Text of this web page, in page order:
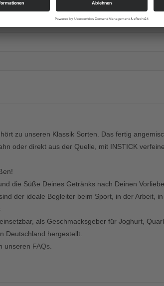
zu unseren Klassik Sorten. Das fertig
oder direkt aus der Quelle, mit INSTICK
die Süße Deines Getränks nach Deinen
der ideale Begleiter beim Sport, in der Arbeit,
als Geschmacksgeber für Joghurt,
Deutschland hergestellt.
unseren FAQs.